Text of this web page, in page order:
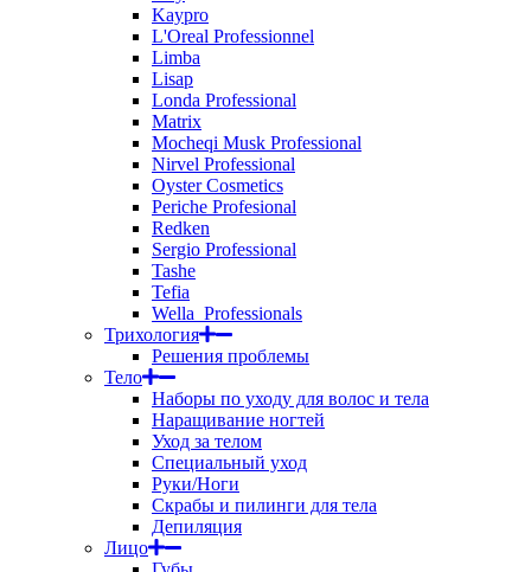
Kaypro
L'Oreal Professionnel
Limba
Lisap
Londa Professional
Matrix
Mocheqi Musk Professional
Nirvel Professional
Oyster Cosmetics
Periche Profesional
Redken
Sergio Professional
Tashe
Tefia
Wella_Professionals
Трихология
Решения проблемы
Тело
Наборы по уходу для волос и тела
Наращивание ногтей
Уход за телом
Специальный уход
Руки/Ноги
Скрабы и пилинги для тела
Депиляция
Лицо